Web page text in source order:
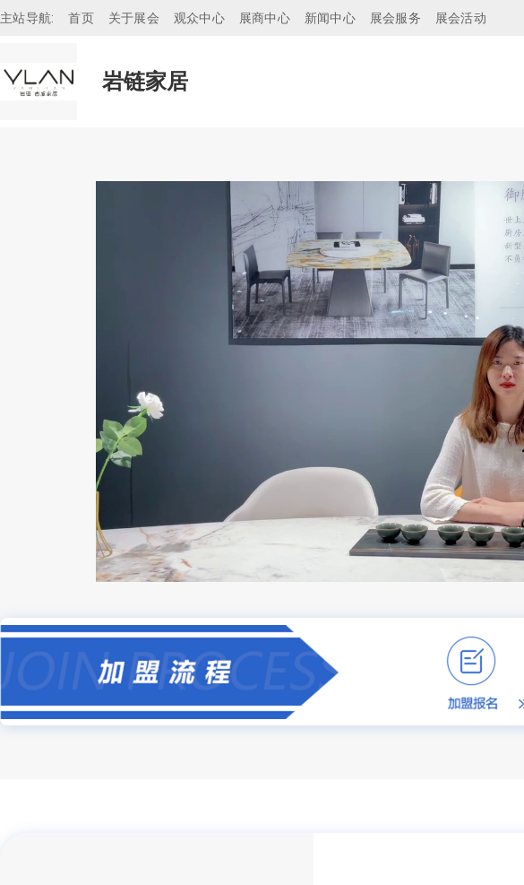
主站导航: 首页 关于展会 观众中心 展商中心 新闻中心 展会服务 展会活动
岩链家居